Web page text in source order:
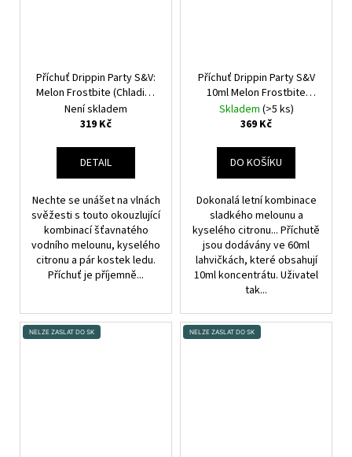
Příchuť Drippin Party S&V:
Melon Frostbite (Chladivý
vodní meloun s citronem)
objem 10ml tabáková
Není skladem
319 Kč
DETAIL
Nechte se unášet na vlnách
svěžesti s touto okouzlující
kombinací šťavnatého
vodního melounu, kyselého
citronu a pár kostek ledu.
Příchuť je příjemně...
Příchuť Drippin Party S&V
10ml Melon Frostbite
(Chladivý vodní meloun a
citron)
Skladem (>5 ks)
369 Kč
DO KOŠÍKU
Dokonalá letní kombinace
sladkého melounu a
kyselého citronu... Příchutě
jsou dodávány ve 60ml
lahvičkách, které obsahují
10ml koncentrátu. Uživatel
tak...
NELZE ZASLAT DO SK NELZE ZASLAT DO SK